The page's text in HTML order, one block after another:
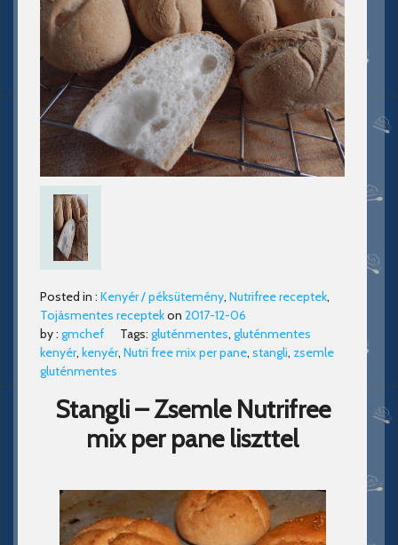
Posted in : Kenyér / péksütemény, Nutrifree receptek,
Tojásmentes receptekon 2017-12-06
by : gmchef Tags: gluténmentes, gluténmentes
kenyér, kenyér, Nutri free mix per pane, stangli, zsemle
gluténmentes
Stangli – Zsemle Nutrifree
mix per pane liszttel